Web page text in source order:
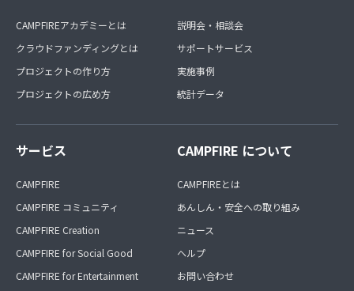
CAMPFIREアカデミーとは
クラウドファンディングとは
プロジェクトの作り方
プロジェクトの広め方
説明会・相談会
サポートサービス
実施事例
統計データ
サービス
CAMPFIRE
CAMPFIRE コミュニティ
CAMPFIRE Creation
CAMPFIRE for Social Good
CAMPFIRE for Entertainment
CAMPFIRE について
CAMPFIREとは
あんしん・安全への取り組み
ニュース
ヘルプ
お問い合わせ